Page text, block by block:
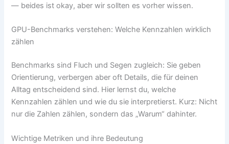
— beides ist okay, aber wir sollten es vorher wissen.
GPU-Benchmarks verstehen: Welche Kennzahlen wirklich
zählen
Benchmarks sind Fluch und Segen zugleich: Sie geben
Orientierung, verbergen aber oft Details, die für deinen
Alltag entscheidend sind. Hier lernst du, welche
Kennzahlen zählen und wie du sie interpretierst. Kurz: Nicht
nur die Zahlen zählen, sondern das „Warum“ dahinter.
Wichtige Metriken und ihre Bedeutung